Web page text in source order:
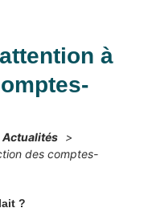
à
Actualités
des comptes-
?